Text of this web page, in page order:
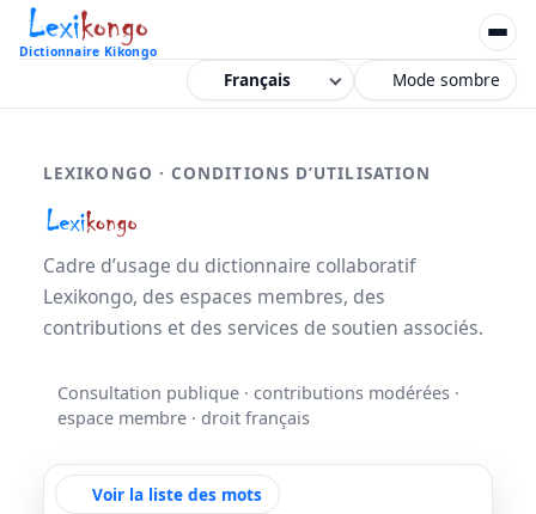
Dictionnaire Kikongo
Mode sombre
LEXIKONGO · CONDITIONS D’UTILISATION
Cadre d’usage du dictionnaire collaboratif
Lexikongo, des espaces membres, des
contributions et des services de soutien associés.
Consultation publique · contributions modérées ·
espace membre · droit français
Voir la liste des mots